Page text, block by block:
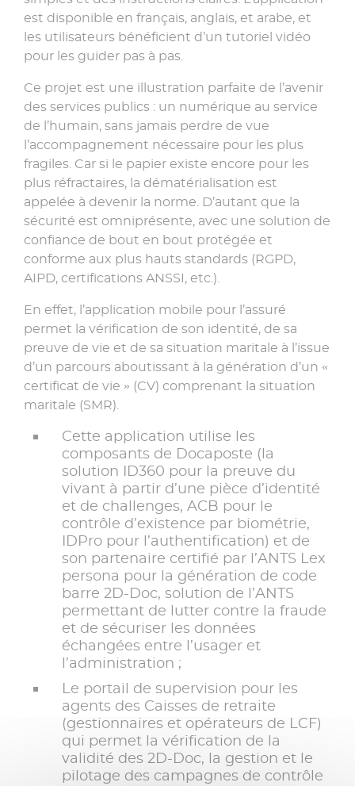
est disponible en français, anglais, et arabe, et
les utilisateurs bénéficient d’un tutoriel vidéo
pour les guider pas à pas.
Ce projet est une illustration parfaite de l’avenir
des services publics : un numérique au service
de l’humain, sans jamais perdre de vue
l’accompagnement nécessaire pour les plus
fragiles. Car si le papier existe encore pour les
plus réfractaires, la dématérialisation est
appelée à devenir la norme. D’autant que la
sécurité est omniprésente, avec une solution de
confiance de bout en bout protégée et
conforme aux plus hauts standards (RGPD,
AIPD, certifications ANSSI, etc.).
En effet, l’application mobile pour l’assuré
permet la vérification de son identité, de sa
preuve de vie et de sa situation maritale à l’issue
d’un parcours aboutissant à la génération d’un «
certificat de vie » (CV) comprenant la situation
maritale (SMR).
Cette application utilise les
composants de Docaposte (la
solution ID360 pour la preuve du
vivant à partir d’une pièce d’identité
et de challenges, ACB pour le
contrôle d’existence par biométrie,
IDPro pour l’authentification) et de
son partenaire certifié par l’ANTS Lex
persona pour la génération de code
barre 2D-Doc, solution de l’ANTS
permettant de lutter contre la fraude
et de sécuriser les données
échangées entre l’usager et
l’administration ;
Le portail de supervision pour les
agents des Caisses de retraite
(gestionnaires et opérateurs de LCF)
qui permet la vérification de la
validité des 2D-Doc, la gestion et le
pilotage des campagnes de contrôle